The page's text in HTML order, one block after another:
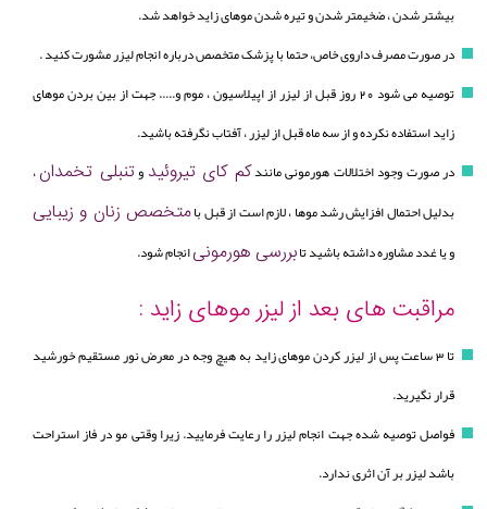
بیشتر شدن ، ضخیمتر شدن و تیره شدن موهای زاید خواهد شد.
در صورت مصرف داروی خاص، حتما با پزشک متخصص درباره انجام لیزر مشورت کنید .
توصیه می شود 20 روز قبل از لیزر از اپیلاسیون ، موم و..... جهت از بین بردن موهای
زاید استفاده نکرده و از سه ماه قبل از لیزر ، آفتاب نگرفته باشید.
در صورت وجود اختلالات هورمونی مانندکم کای تیروئیدوتنبلی تخمدان،
بدلیل احتمال افزایش رشد موها ، لازم است از قبل بامتخصص زنان و زیبایی
و یا غدد مشاوره داشته باشید تابررسی هورمونیانجام شود.
مراقبت های بعد از لیزر موهای زاید :
تا 3 ساعت پس از لیزر کردن موهای زاید به هیچ وجه در معرض نور مستقیم خورشید
قرار نگیرید.
فواصل توصیه شده جهت انجام لیزر را رعایت فرمایید. زیرا وقتی مو در فاز استراحت
باشد لیزر بر آن اثری ندارد.